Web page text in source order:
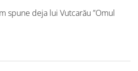
spune deja lui Vutcarău ”Omul